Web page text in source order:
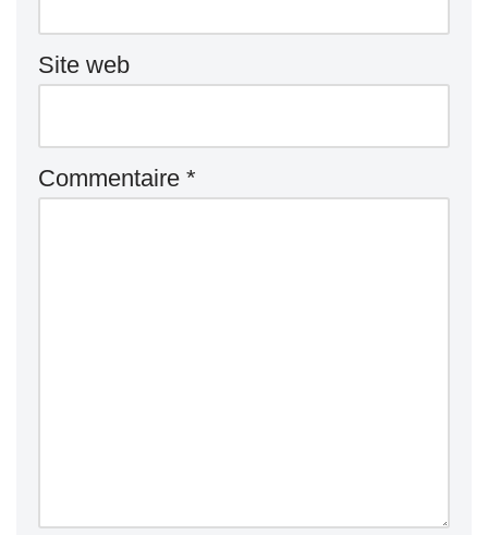
Site web
Commentaire *